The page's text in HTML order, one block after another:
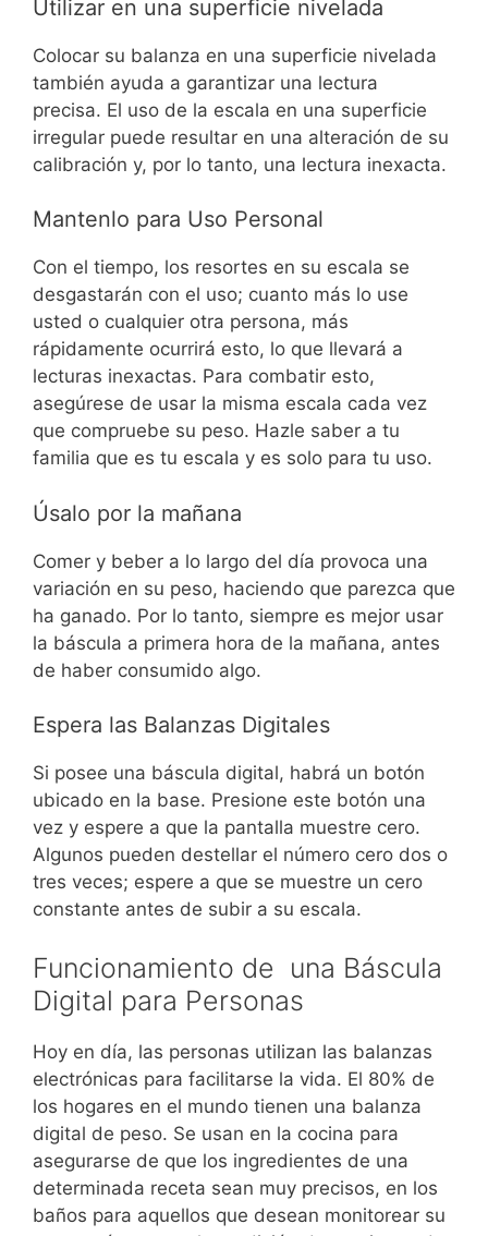
Utilizar en una superficie nivelada
Colocar su balanza en una superficie nivelada
también ayuda a garantizar una lectura
precisa. El uso de la escala en una superficie
irregular puede resultar en una alteración de su
calibración y, por lo tanto, una lectura inexacta.
Mantenlo para Uso Personal
Con el tiempo, los resortes en su escala se
desgastarán con el uso; cuanto más lo use
usted o cualquier otra persona, más
rápidamente ocurrirá esto, lo que llevará a
lecturas inexactas. Para combatir esto,
asegúrese de usar la misma escala cada vez
que compruebe su peso. Hazle saber a tu
familia que es tu escala y es solo para tu uso.
Úsalo por la mañana
Comer y beber a lo largo del día provoca una
variación en su peso, haciendo que parezca que
ha ganado. Por lo tanto, siempre es mejor usar
la báscula a primera hora de la mañana, antes
de haber consumido algo.
Espera las Balanzas Digitales
Si posee una báscula digital, habrá un botón
ubicado en la base. Presione este botón una
vez y espere a que la pantalla muestre cero.
Algunos pueden destellar el número cero dos o
tres veces; espere a que se muestre un cero
constante antes de subir a su escala.
Funcionamiento de una Báscula
Digital para Personas
Hoy en día, las personas utilizan las balanzas
electrónicas para facilitarse la vida. El 80% de
los hogares en el mundo tienen una balanza
digital de peso. Se usan en la cocina para
asegurarse de que los ingredientes de una
determinada receta sean muy precisos, en los
baños para aquellos que desean monitorear su